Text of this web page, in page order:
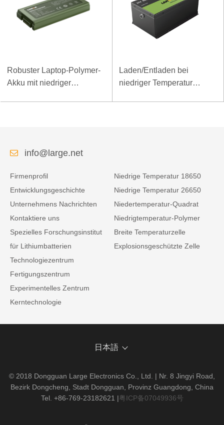
Robuster Laptop-Polymer-
Akku mit niedriger
Laden/Entladen bei
niedriger Temperatur
info@large.net
Firmenprofil
Entwicklungsgeschichte
Unternehmens Nachrichten
Kontaktiere uns
Spezielles Forschungsinstitut
für Lithiumbatterien
Technologiezentrum
Fertigungszentrum
Experimentelles Zentrum
Kerntechnologie
Niedrige Temperatur 18650
Niedrige Temperatur 26650
Niedertemperatur-Quadrat
Niedrigtemperatur-Polymer
Breite Temperaturzelle
Explosionsgeschützte Zelle
日本語
© 2018 Dongguan Large Electronics Co., Ltd. | Nr. 8 Jingyi Road,
Bezirk Dongcheng, Stadt Dongguan, Provinz Guangdong, China
Tel. +86-769-23182621 |粤ICP备07049936号